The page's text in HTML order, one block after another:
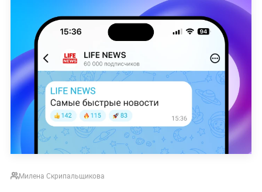
Милена Скрипальщикова